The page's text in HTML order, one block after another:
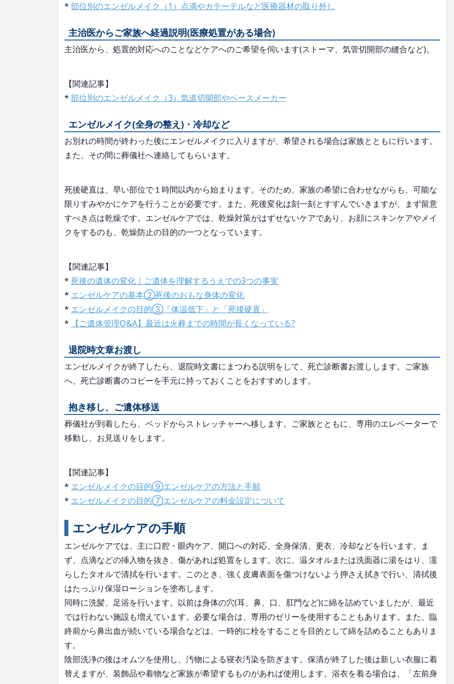
* 部位別のエンゼルメイク（1）点滴やカテーテルなど医療器材の取り外し
主治医からご家族へ経過説明(医療処置がある場合)
主治医から、処置的対応へのことなどケアへのご希望を伺います(ストーマ、気管切開部の縫合など)。
【関連記事】
* 部位別のエンゼルメイク（3）気道切開部やペースメーカー
エンゼルメイク(全身の整え)・冷却など
お別れの時間が終わった後にエンゼルメイクに入りますが、希望される場合は家族とともに行います。
また、その間に葬儀社へ連絡してもらいます。
死後硬直は、早い部位で１時間以内から始まります。そのため、家族の希望に合わせながらも、可能な
限りすみやかにケアを行うことが必要です。また、死後変化は刻一刻とすすんでいきますが、まず留意
すべき点は乾燥です。エンゼルケアでは、乾燥対策がはずせないケアであり、お顔にスキンケアやメイ
クをするのも、乾燥防止の目的の一つとなっています。
【関連記事】
* 死後の遺体の変化｜ご遺体を理解するうえでの3つの事実
* エンゼルケアの基本②死後のおもな身体の変化
* エンゼルメイクの目的③「体温低下」と「死後硬直」
*
【ご遺体管理Q&A】最近は火葬までの時間が長くなっている?
退院時文章お渡し
エンゼルメイクが終了したら、退院時文書にまつわる説明をして、死亡診断書お渡しします。ご家族
へ、死亡診断書のコピーを手元に持っておくことをおすすめします。
抱き移し、ご遺体移送
葬儀社が到着したら、ベッドからストレッチャーへ移します。ご家族とともに、専用のエレベーターで
移動し、お見送りをします。
【関連記事】
* エンゼルメイクの目的⑨エンゼルケアの方法と手順
* エンゼルメイクの目的⑦エンゼルケアの料金設定について
エンゼルケアの手順
エンゼルケアでは、主に口腔・眼内ケア、開口への対応、全身保清、更衣、冷却などを行います。ま
ず、点滴などの挿入物を抜き、傷があれば処置をします。次に、温タオルまたは洗面器に湯をはり、濡
らしたタオルで清拭を行います。このとき、強く皮膚表面を傷つけないよう押さえ拭きで行い、清拭後
はたっぷり保湿ローションを塗布します。
同時に洗髪、足浴を行います。以前は身体の穴(耳、鼻、口、肛門など)に綿を詰めていましたが、最近
では行わない施設も増えています。必要な場合は、専用のゼリーを使用することもあります。また、臨
終前から鼻出血が続いている場合などは、一時的に栓をすることを目的として綿を詰めることもありま
す。
陰部洗浄の後はオムツを使用し、汚物による寝衣汚染を防ぎます。保清が終了した後は新しい衣服に着
替えますが、装飾品や着物など家族が希望するものがあれば使用します。浴衣を着る場合は、「左前身